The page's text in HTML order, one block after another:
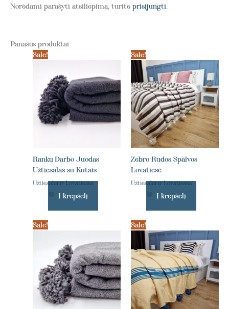
Norėdami parašyti atsiliepimą, turite prisijungti.
Panašūs produktai
Sale!
Rankų Darbo Juodas
Užtiesalas su Kutais
Užtiesalai ir Lovatiesės
Į krepšelį
Sale!
Zebro Rudos Spalvos
Lovatiesė
Užtiesalai ir Lovatiesės
Į krepšelį
Sale! Sale!